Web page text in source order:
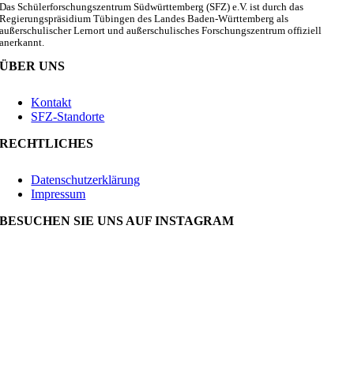
Das Schülerforschungszentrum Südwürttemberg (SFZ) e.V. ist durch das
Regierungspräsidium Tübingen des Landes Baden-Württemberg als
außerschulischer Lernort und außerschulisches Forschungszentrum offiziell
anerkannt.
ÜBER UNS
Kontakt
SFZ-Standorte
RECHTLICHES
Datenschutzerklärung
Impressum
BESUCHEN SIE UNS AUF INSTAGRAM